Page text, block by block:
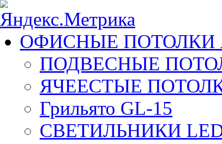
ОФИСНЫЕ ПОТОЛКИ
ПОДВЕСНЫЕ
ЯЧЕЕСТЫЕ
Грильято GL-15
СВЕТИЛЬНИКИ